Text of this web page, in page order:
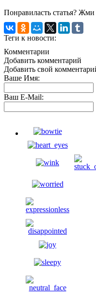
Понравиласть статья?
Теги к новости:
Комментарии
Добавить комментарий
Добавить свой
Ваше Имя:
Ваш E-Mail: